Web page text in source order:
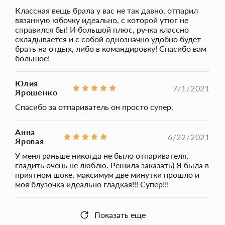
переживать, что в процессе работы вода в нем вдруг
закончится; Позволит Вам, не снимая с вешалки, ухаживать за
своими любимыми вещами. Вы легко и быстро разгладите
одежду практически из любых видов ткани: от деликатного
шелка, до плотного драпа или кашемира. Можно брать
собой в поездку (маленький, компактный, складная ручка)
Функция автоматического отключения 20 мин. Комплектация:
Ручной отпариватель для одежды и штор DSP Адаптер для
Упаковка.
Классная вещь брала у вас не так давно, отпарил
вязанную юбочку идеально, с которой утюг не
справился бы! И большой плюс, ручка классно
складывается и с собой однозначно удобно будет
брать на отдых, либо в командировку! Спасибо вам
большое!
Юлия
Ярошенко
7/1/2021
Спасибо за отпариватель он просто супер.
Анна
Яровая
6/22/2021
У меня раньше никогда не было отпаривателя,
гладить очень не люблю. Решила заказать) Я была в
приятном шоке, максимум две минутки прошло и
моя блузочка идеально гладкая!!! Супер!!!
Показать еще